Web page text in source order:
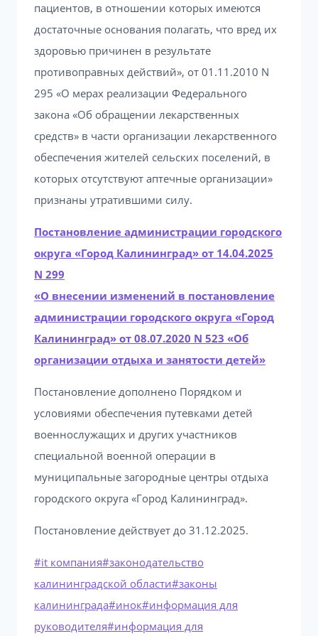
пациентов, в отношении которых имеются
достаточные основания полагать, что вред их
здоровью причинен в результате
противоправных действий», от 01.11.2010 N
295 «О мерах реализации Федерального
закона «Об обращении лекарственных
средств» в части организации лекарственного
обеспечения жителей сельских поселений, в
которых отсутствуют аптечные организации»
признаны утратившими силу.
Постановление администрации городского
округа «Город Калининград» от 14.04.2025
N 299
«О внесении изменений в постановление
администрации городского округа «Город
Калининград» от 08.07.2020 N 523 «Об
организации отдыха и занятости детей»
Постановление дополнено Порядком и
условиями обеспечения путевками детей
военнослужащих и других участников
специальной военной операции в
муниципальные загородные центры отдыха
городского округа «Город Калининград».
Постановление действует до 31.12.2025.
Метки
записи:
#it компания#законодательство
калининградской области#законы
калининграда#инок#информация для
руководителя#информация для